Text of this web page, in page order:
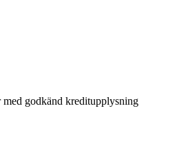
godkänd kreditupplysning